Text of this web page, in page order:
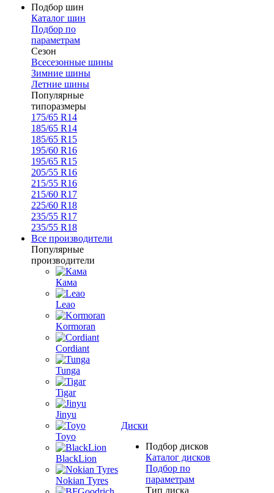
Подбор шин
Каталог шин
Подбор по
параметрам
Сезон
Всесезонные шины
Зимние шины
Летние шины
Популярные
типоразмеры
175/65 R14
185/65 R14
185/65 R15
195/60 R16
195/65 R15
205/55 R16
215/55 R16
215/60 R17
225/60 R18
235/55 R17
235/55 R18
Все производители
Популярные
производители
Кама
Leao
Kormoran
Cordiant
Tunga
Tigar
Jinyu
Toyo
BlackLion
Nokian Tyres
Диски
Подбор дисков
Каталог дисков
Подбор по
параметрам
Тип диска